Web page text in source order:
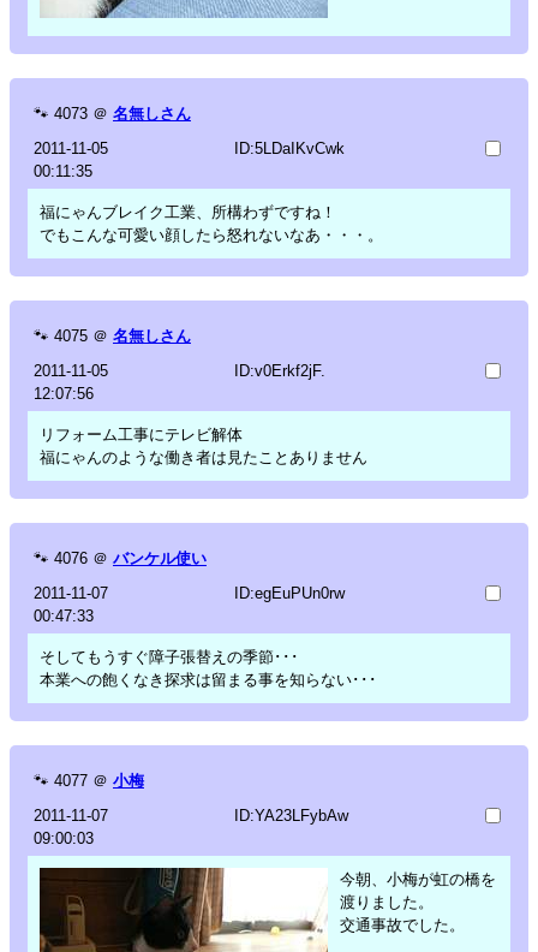
🐾 4073 ＠ 名無しさん
2011-11-05
00:11:35
ID:5LDaIKvCwk
福にゃんブレイク工業、所構わずですね！
でもこんな可愛い顔したら怒れないなあ・・・。
🐾 4075 ＠ 名無しさん
2011-11-05
12:07:56
ID:v0Erkf2jF.
リフォーム工事にテレビ解体
福にゃんのような働き者は見たことありません
🐾 4076 ＠ バンケル使い
2011-11-07
00:47:33
ID:egEuPUn0rw
そしてもうすぐ障子張替えの季節･･･
本業への飽くなき探求は留まる事を知らない･･･
🐾 4077 ＠ 小梅
2011-11-07
09:00:03
ID:YA23LFybAw
今朝、小梅が虹の橋を
渡りました。
交通事故でした。